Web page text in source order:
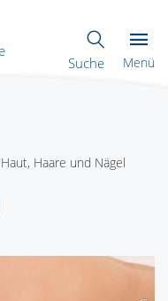
Suche Menü
Haut, Haare und Nägel